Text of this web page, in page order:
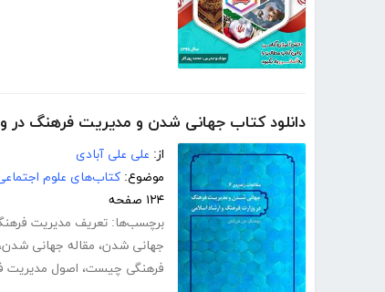
دانلود کتاب جهانی شدن و مدیریت فرهنگ در
از: علی علی آبادی
موضوع: کتاب‌های علوم
۱۲۴ صفحه
برچسب‌ها: تعریف مدیریت
جهانی شدن، مقاله جهانی شدن،
فرهنگی چیست، اصول مدیریت